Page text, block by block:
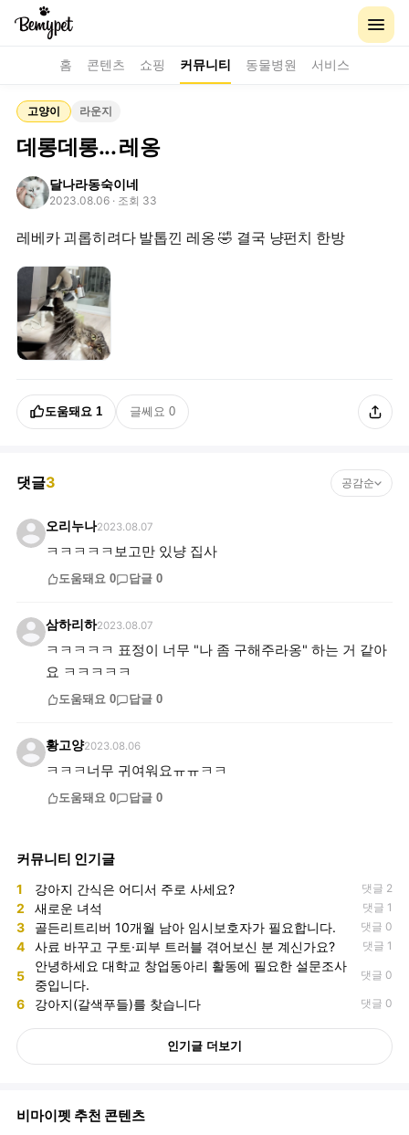
홈 콘텐츠 쇼핑 커뮤니티 동물병원 서비스
고양이 라운지
데롱데롱... 레옹
달나라동숙이네
2023.08.06 · 조회 33
레베카 괴롭히려다 발톱낀 레옹 🤣 결국 냥펀치 한방
도움돼요 1 글쎄요 0
댓글3 공감순
오리누나2023.08.07
ㅋㅋㅋㅋㅋ보고만 있냥 집사
도움돼요 0 답글 0
삼하리하2023.08.07
ㅋㅋㅋㅋㅋ 표정이 너무 "나 좀 구해주라옹" 하는 거 같아
요 ㅋㅋㅋㅋㅋ
도움돼요 0 답글 0
황고양2023.08.06
ㅋㅋㅋ너무 귀여워요ㅠㅠㅋㅋ
도움돼요 0 답글 0
커뮤니티 인기글
1 강아지 간식은 어디서 주로 사세요? 댓글 2
2 새로운 녀석 댓글 1
3 골든리트리버 10개월 남아 임시보호자가 필요합니다. 댓글 0
4 사료 바꾸고 구토·피부 트러블 겪어보신 분 계신가요? 댓글 1
5
안녕하세요 대학교 창업동아리 활동에 필요한 설문조사
중입니다.
댓글 0
6 강아지(갈색푸들)를 찾습니다 댓글 0
인기글 더보기
비마이펫 추천 콘텐츠